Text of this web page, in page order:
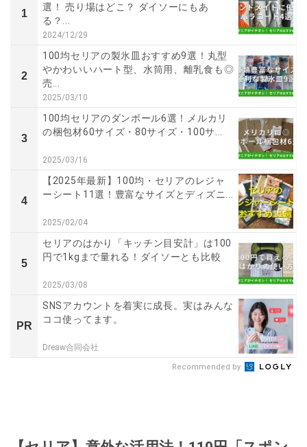
1
選！ 売り場はどこ？ ダイソーにもあ
る？...
2024/12/29
2
100均セリアの製氷皿おすすめ9選！丸型
やかわいいハート型、水筒用、離乳食も◎
売...
2025/03/10
3
100均セリアのダンボール6選！メルカリ
の梱包材60サイズ・80サイズ・100サ...
2025/03/16
4
【2025年最新】100均・セリアのレジャ
ーシート11選！豊富なサイズとディズニ...
2025/02/04
5
セリアのはかり「キッチン目安計」は100
円で1kgまで量れる！ダイソーとも比較
2025/03/08
PR
SNSアカウントを着実に成長。実はみんな
ココ使ってます。
Dreaw合同会社
Recommended by